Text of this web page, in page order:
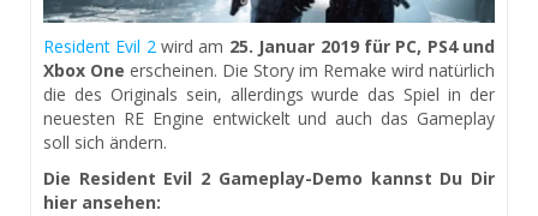
Resident Evil 2wird am 25. Januar 2019 für PC, PS4 und
Xbox One erscheinen. Die Story im Remake wird natürlich
die des Originals sein, allerdings wurde das Spiel in der
neuesten RE Engine entwickelt und auch das Gameplay
soll sich ändern.
Die Resident Evil 2 Gameplay-Demo kannst Du Dir
hier ansehen: